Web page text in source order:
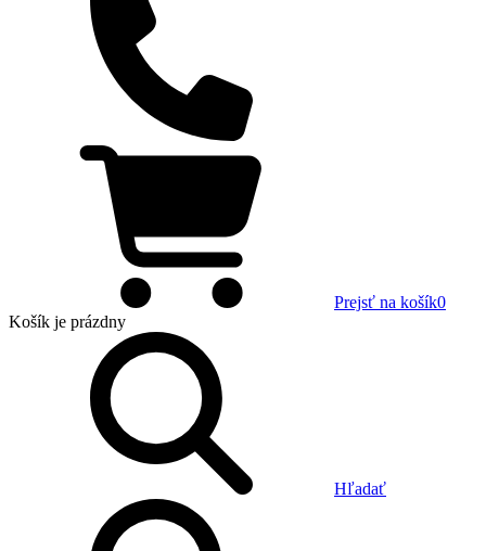
Prejsť na košík0
Košík je prázdny
Hľadať